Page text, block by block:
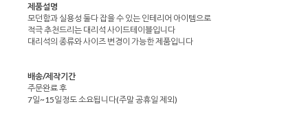
제품설명
모던함과 실용성 둘다 잡을 수 있는 인테리어 아이템으로
적극 추천드리는 대리석 사이드테이블입니다
대리석의 종류와 사이즈 변경이 가능한 제품입니다
배송/제작기간
주문완료 후
7일~15일정도 소요됩니다(주말 공휴일 제외)